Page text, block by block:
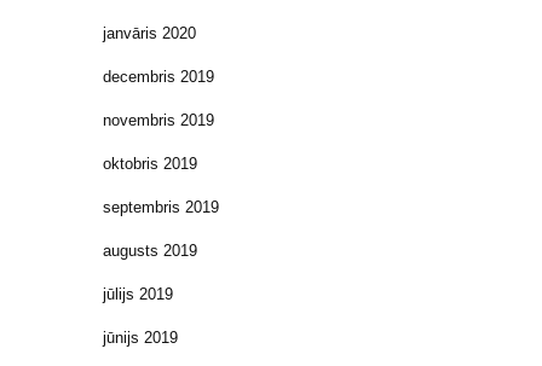
janvāris 2020
decembris 2019
novembris 2019
oktobris 2019
septembris 2019
augusts 2019
jūlijs 2019
jūnijs 2019